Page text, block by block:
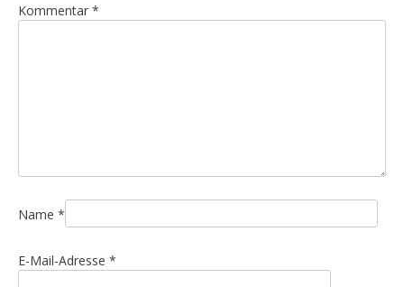
v
o
Kommentar *
Name *
E-Mail-Adresse *